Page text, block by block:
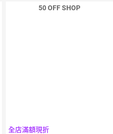
50 OFF SHOP
全店滿額現折